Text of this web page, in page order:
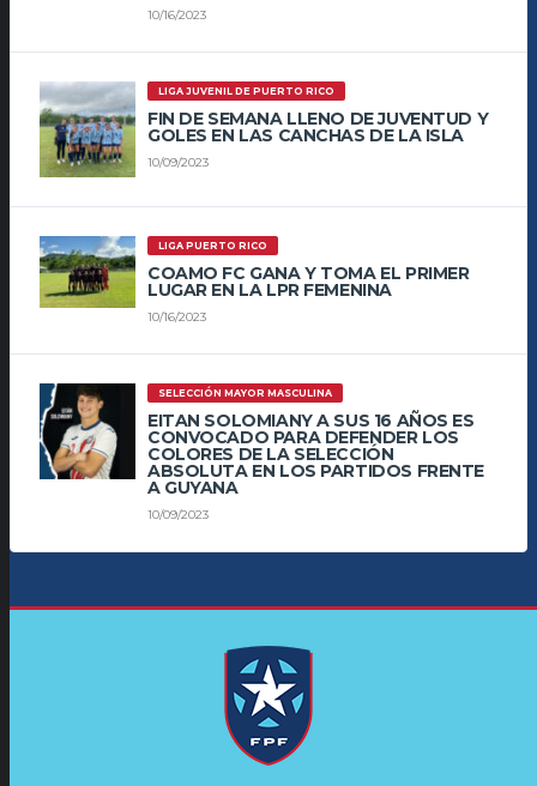
10/16/2023
LIGA JUVENIL DE PUERTO RICO
FIN DE SEMANA LLENO DE JUVENTUD Y
GOLES EN LAS CANCHAS DE LA ISLA
10/09/2023
LIGA PUERTO RICO
COAMO FC GANA Y TOMA EL PRIMER
LUGAR EN LA LPR FEMENINA
10/16/2023
SELECCIÓN MAYOR MASCULINA
EITAN SOLOMIANY A SUS 16 AÑOS ES
CONVOCADO PARA DEFENDER LOS
COLORES DE LA SELECCIÓN
ABSOLUTA EN LOS PARTIDOS FRENTE
A GUYANA
10/09/2023